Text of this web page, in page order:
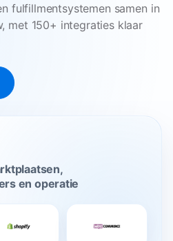
fulfillmentsystemen samen in
met 150+ integraties klaar
en operatie